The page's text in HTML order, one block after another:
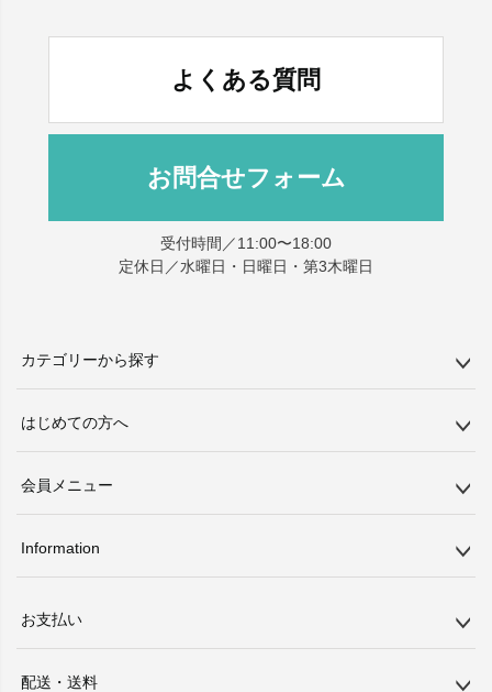
よくある質問
お問合せフォーム
受付時間／11:00〜18:00
定休日／水曜日・日曜日・第3木曜日
カテゴリーから探す
はじめての方へ
会員メニュー
Information
お支払い
配送・送料